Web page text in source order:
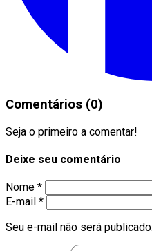
Comentários (0)
Seja o primeiro a comentar!
Deixe seu comentário
Nome *
E-mail *
Seu e-mail não será publicado.